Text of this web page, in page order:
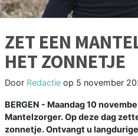
ZET EEN
HET ZONNETJE
Door Redactie op 5 november
BERGEN - Maandag 10
Mantelzorger. Op deze dag
zonnetje. Ontvangt u